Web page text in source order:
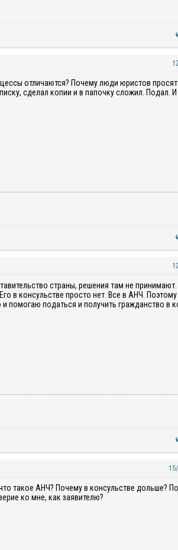
отличаются? Почему люди юристов
сделал копии и в папочку сложил. Подал.
страны, решения там не
в консульстве просто нет. Все в АНЧ.
помогаю податься и получить гражданство в
такое АНЧ? Почему в консульстве дольше?
ко мне, как заявителю?